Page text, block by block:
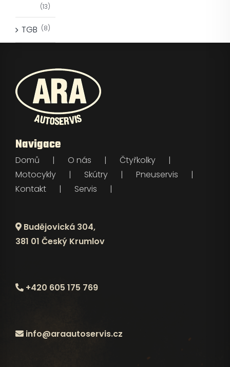
(13)
TGB (8)
Navigace
Domů O nás
Čtyřkolky
Motocykly
Skútry
Pneuservis
Kontakt
Servis
Budějovická 304,
381 01 Český Krumlov
+420 605 175 769
info@araautoservis.cz